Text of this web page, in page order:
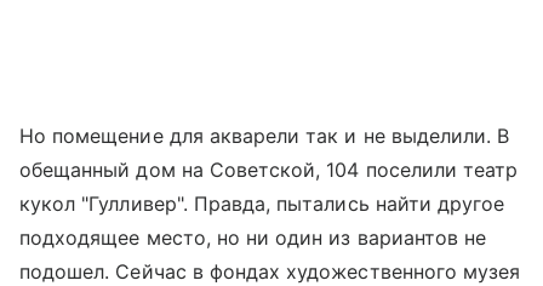
Но помещение для акварели так и не выделили. В
обещанный дом на Советской, 104 поселили театр
кукол "Гулливер". Правда, пытались найти другое
подходящее место, но ни один из вариантов не
подошел. Сейчас в фондах художественного музея